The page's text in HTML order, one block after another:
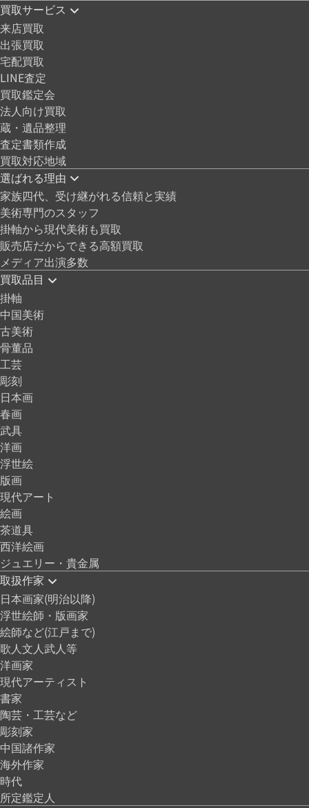
買取サービス
来店買取
出張買取
宅配買取
LINE査定
買取鑑定会
法人向け買取
蔵・遺品整理
査定書類作成
買取対応地域
選ばれる理由
家族四代、受け継がれる信頼と実績
美術専門のスタッフ
掛軸から現代美術も買取
販売店だからできる高額買取
メディア出演多数
買取品目
掛軸
中国美術
古美術
骨董品
工芸
彫刻
日本画
春画
武具
洋画
浮世絵
版画
現代アート
絵画
茶道具
西洋絵画
ジュエリー・貴金属
取扱作家
日本画家(明治以降)
浮世絵師・版画家
絵師など(江戸まで)
歌人文人武人等
洋画家
現代アーティスト
書家
陶芸・工芸など
彫刻家
中国諸作家
海外作家
時代
所定鑑定人